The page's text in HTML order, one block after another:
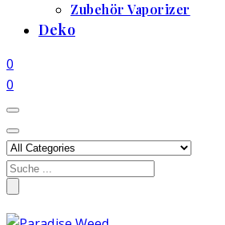
Zubehör Vaporizer
Deko
0
0
Search